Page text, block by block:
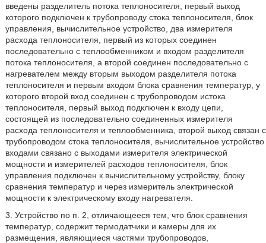
введены разделитель потока теплоносителя, первый выход
которого подключен к трубопроводу стока теплоносителя, блок
управления, вычислительное устройство, два измерителя
расхода теплоносителя, первый из которых соединен
последовательно с теплообменником и входом разделителя
потока теплоносителя, а второй соединен последовательно с
нагревателем между вторым выходом разделителя потока
теплоносителя и первым входом блока сравнения температур, у
которого второй вход соединен с трубопроводом истока
теплоносителя, первый выход подключен к входу цепи,
состоящей из последовательно соединенных измерителя
расхода теплоносителя и теплообменника, второй выход связан с
трубопроводом стока теплоносителя, вычислительное устройство
входами связано с выходами измерителя электрической
мощности и измерителей расходов теплоносителя, блок
управления подключен к вычислительному устройству, блоку
сравнения температур и через измеритель электрической
мощности к электрическому входу нагревателя.
3. Устройство по п. 2, отличающееся тем, что блок сравнения
температур, содержит термодатчики и камеры для их
размещения, являющиеся частями трубопроводов,